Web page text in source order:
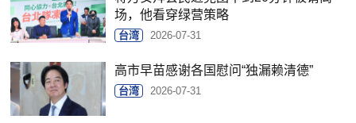
场，他看穿绿营策略
台湾 2026-07-31
高市早苗感谢各国慰问“独漏赖清德”
台湾 2026-07-31